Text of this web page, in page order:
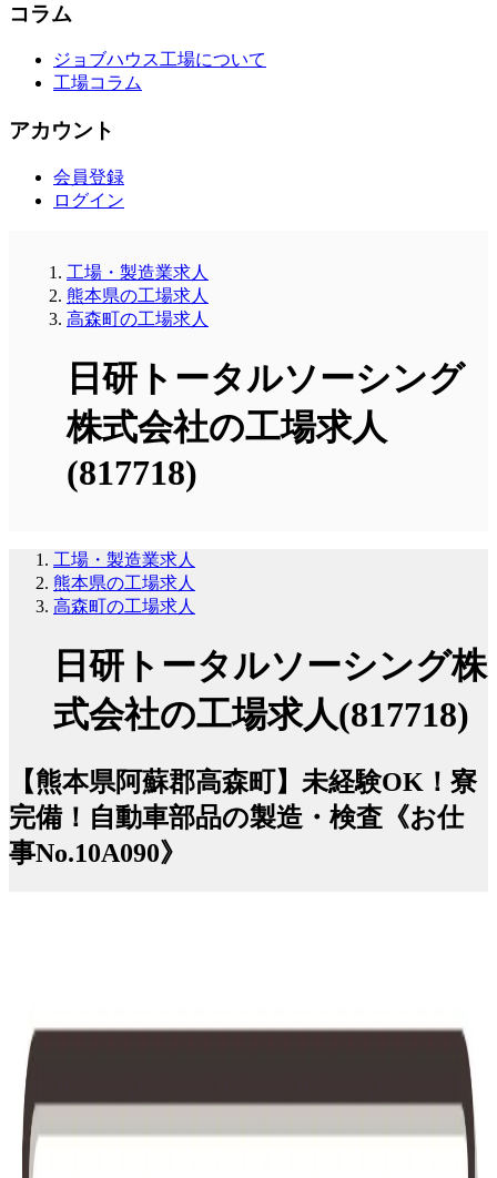
コラム
ジョブハウス工場について
工場コラム
アカウント
会員登録
ログイン
工場・製造業求人
熊本県の工場求人
高森町の工場求人
日研トータルソーシング
株式会社の工場求人
(817718)
工場・製造業求人
熊本県の工場求人
高森町の工場求人
日研トータルソーシング株
式会社の工場求人(817718)
【熊本県阿蘇郡高森町】未経験OK！寮
完備！自動車部品の製造・検査《お仕
事No.10A090》